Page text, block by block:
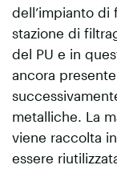
dell’impianto di
stazione di
del PU e in
ancora
metalliche. La
viene raccolta
essere